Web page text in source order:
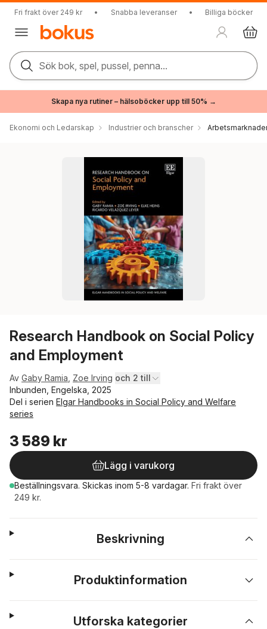
Fri frakt över 249 kr • Snabba leveranser • Billiga böcker
Sök bok, spel, pussel, penna...
Skapa nya rutiner – hälsoböcker upp till 50% →
Ekonomi och Ledarskap Industrier och branscher
Research Handbook on Social Policy
and Employment
Av Gaby Ramia Zoe Irving och 2 till
Inbunden, Engelska, 2025
Del i serien Elgar Handbooks in Social Policy and Welfare
series
3 589 kr
Lägg i varukorg
Beställningsvara. Skickas inom 5-8 vardagar. Fri frakt över
249 kr.
Beskrivning
Produktinformation
Utforska kategorier